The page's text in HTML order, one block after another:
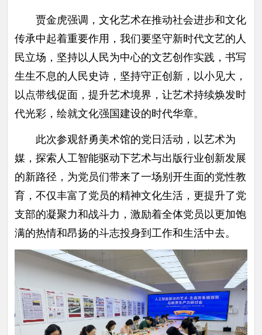
贾金虎强调，文化艺术在推动社会进步和文化
传承中起着重要作用，我们要坚守新时代文艺的人
民立场，坚持以人民为中心的文艺创作实践，书写
生生不息的人民史诗，坚持守正创新，以小见大，
以点带线促面，提升艺术境界，让艺术持续焕发时
代光彩，绘就文化强国建设的时代华章。
此次参观舒勇美术馆的党日活动，以艺术为
媒，探索人工智能驱动下艺术与出版行业创新发展
的新路径，为党员们带来了一场别开生面的党性教
育，不仅丰富了党员的精神文化生活，更提升了党
支部的凝聚力和战斗力，激励着全体党员以更加饱
满的热情和昂扬的斗志投身到工作和生活中去。